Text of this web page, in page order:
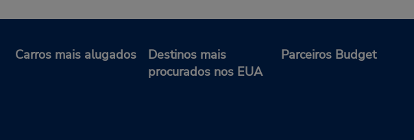
Carros mais alugados
Destinos mais
procurados nos EUA
Parceiros Budget